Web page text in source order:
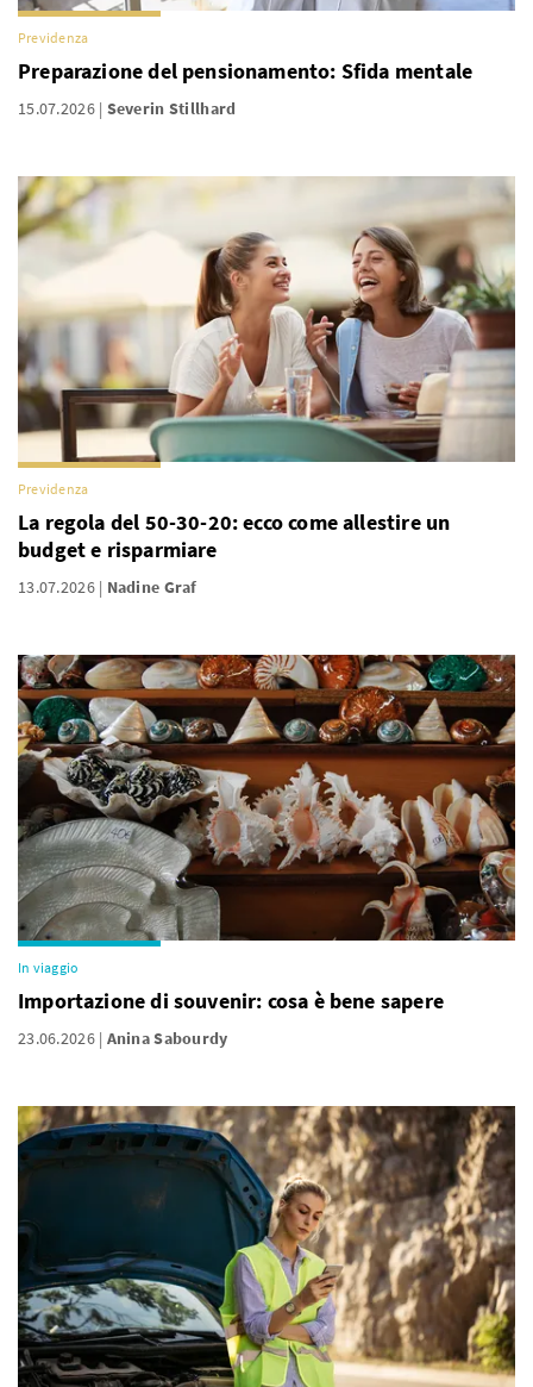
Previdenza
Preparazione del pensionamento: Sfida mentale
15.07.2026 Severin Stillhard
Previdenza
La regola del 50-30-20: ecco come allestire un
budget e risparmiare
13.07.2026 Nadine Graf
In viaggio
Importazione di souvenir: cosa è bene sapere
23.06.2026 Anina Sabourdy